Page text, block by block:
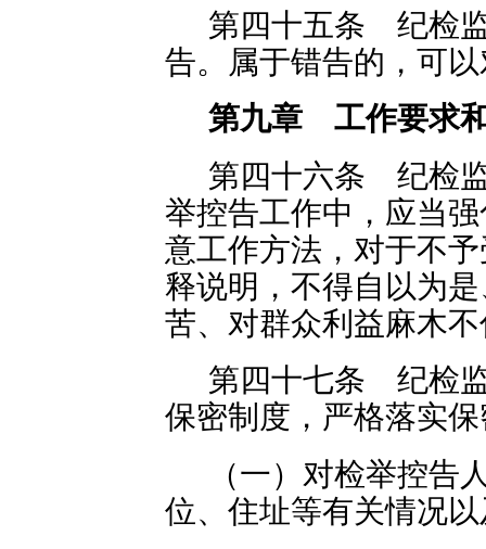
第四十五条 纪检
告。属于错告的，可
第九章 工作要求
第四十六条 纪检
举控告工作中，应当
意工作方法，对于不
释说明，不得自以为
苦、对群众利益麻木
第四十七条 纪检
保密制度，严格落实
（一）对检举控告
位、住址等有关情况